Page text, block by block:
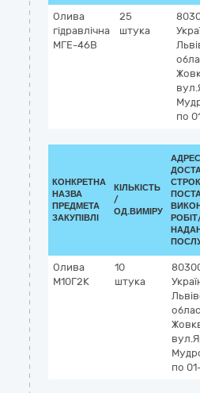
Олива
гідравлічна
МГЕ-46В
25
штука
по
КОНКРЕТНА
НАЗВА
ПРЕДМЕТА
ЗАКУПІВЛІ
КІЛЬКІСТЬ
/
ОД.ВИМІРУ
СТРОК
Олива
М10Г2К
10
штука
по